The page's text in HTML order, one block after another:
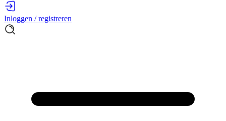
Inloggen / registreren